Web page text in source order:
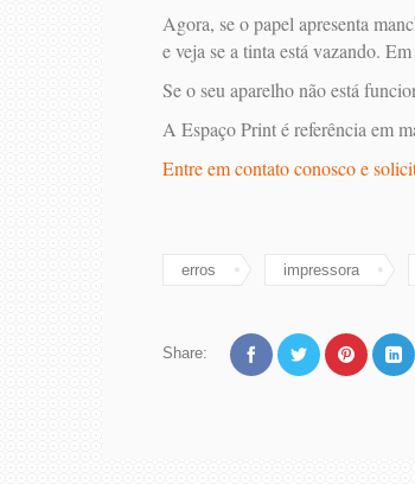
Agora, se o papel apresenta
e veja se a tinta está vazando.
Se o seu aparelho não está
A Espaço Print é referência em
Entre em contato conosco e
erros impressora
Share: